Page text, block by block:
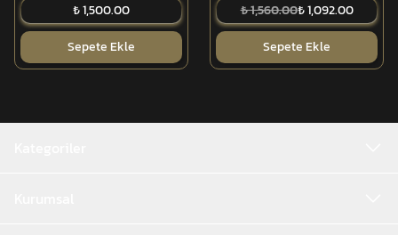
₺ 1,500.00
Sepete Ekle
₺ 1,560.00₺ 1,092.00
Sepete Ekle